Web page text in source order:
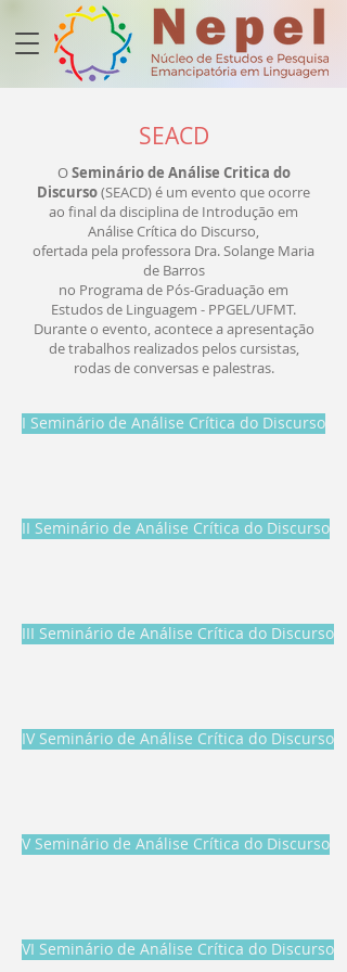
SEACD
OSeminário de Análise Critica do
Discurso(SEACD) é um evento que ocorre
ao final da disciplina de Introdução em
Análise Crítica do Discurso,
ofertada pela professora Dra. Solange Maria
de Barros
no Programa de Pós-Graduação em
Estudos de Linguagem - PPGEL/UFMT.
Durante o evento, acontece a apresentação
de trabalhos realizados pelos cursistas,
rodas de conversas e palestras.
I Seminário de Análise Crítica do Discurso
II Seminário de Análise Crítica do Discurso
III Seminário de Análise Crítica do Discurso
IV Seminário de Análise Crítica do Discurso
V Seminário de Análise Crítica do Discurso
VI Seminário de Análise Crítica do Discurso